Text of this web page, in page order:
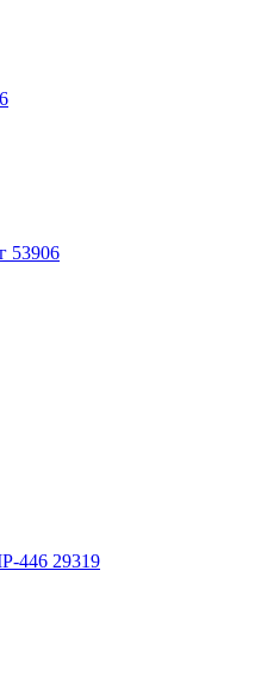
53906
446 29319